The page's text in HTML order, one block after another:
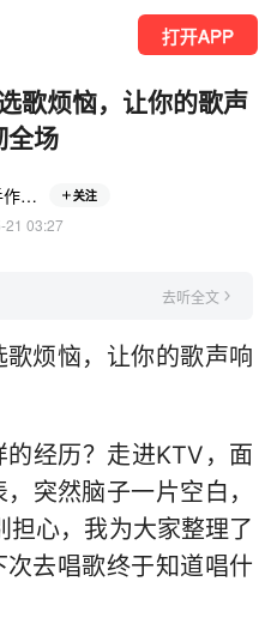
打开APP
歌烦恼，让你的歌声
全场
麻了口手作集（每天直播） 关注
21 03:27
去听全文
烦恼，让你的歌声响
经历？走进KTV，面
突然脑子一片空白，
担心，我为大家整理了
去唱歌终于知道唱什